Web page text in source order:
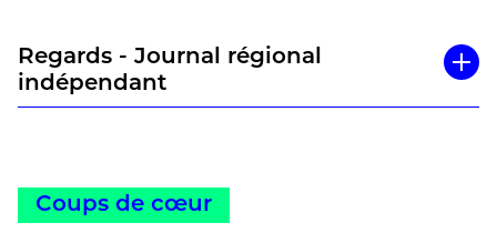
Regards - Journal régional
indépendant
Coups de cœur